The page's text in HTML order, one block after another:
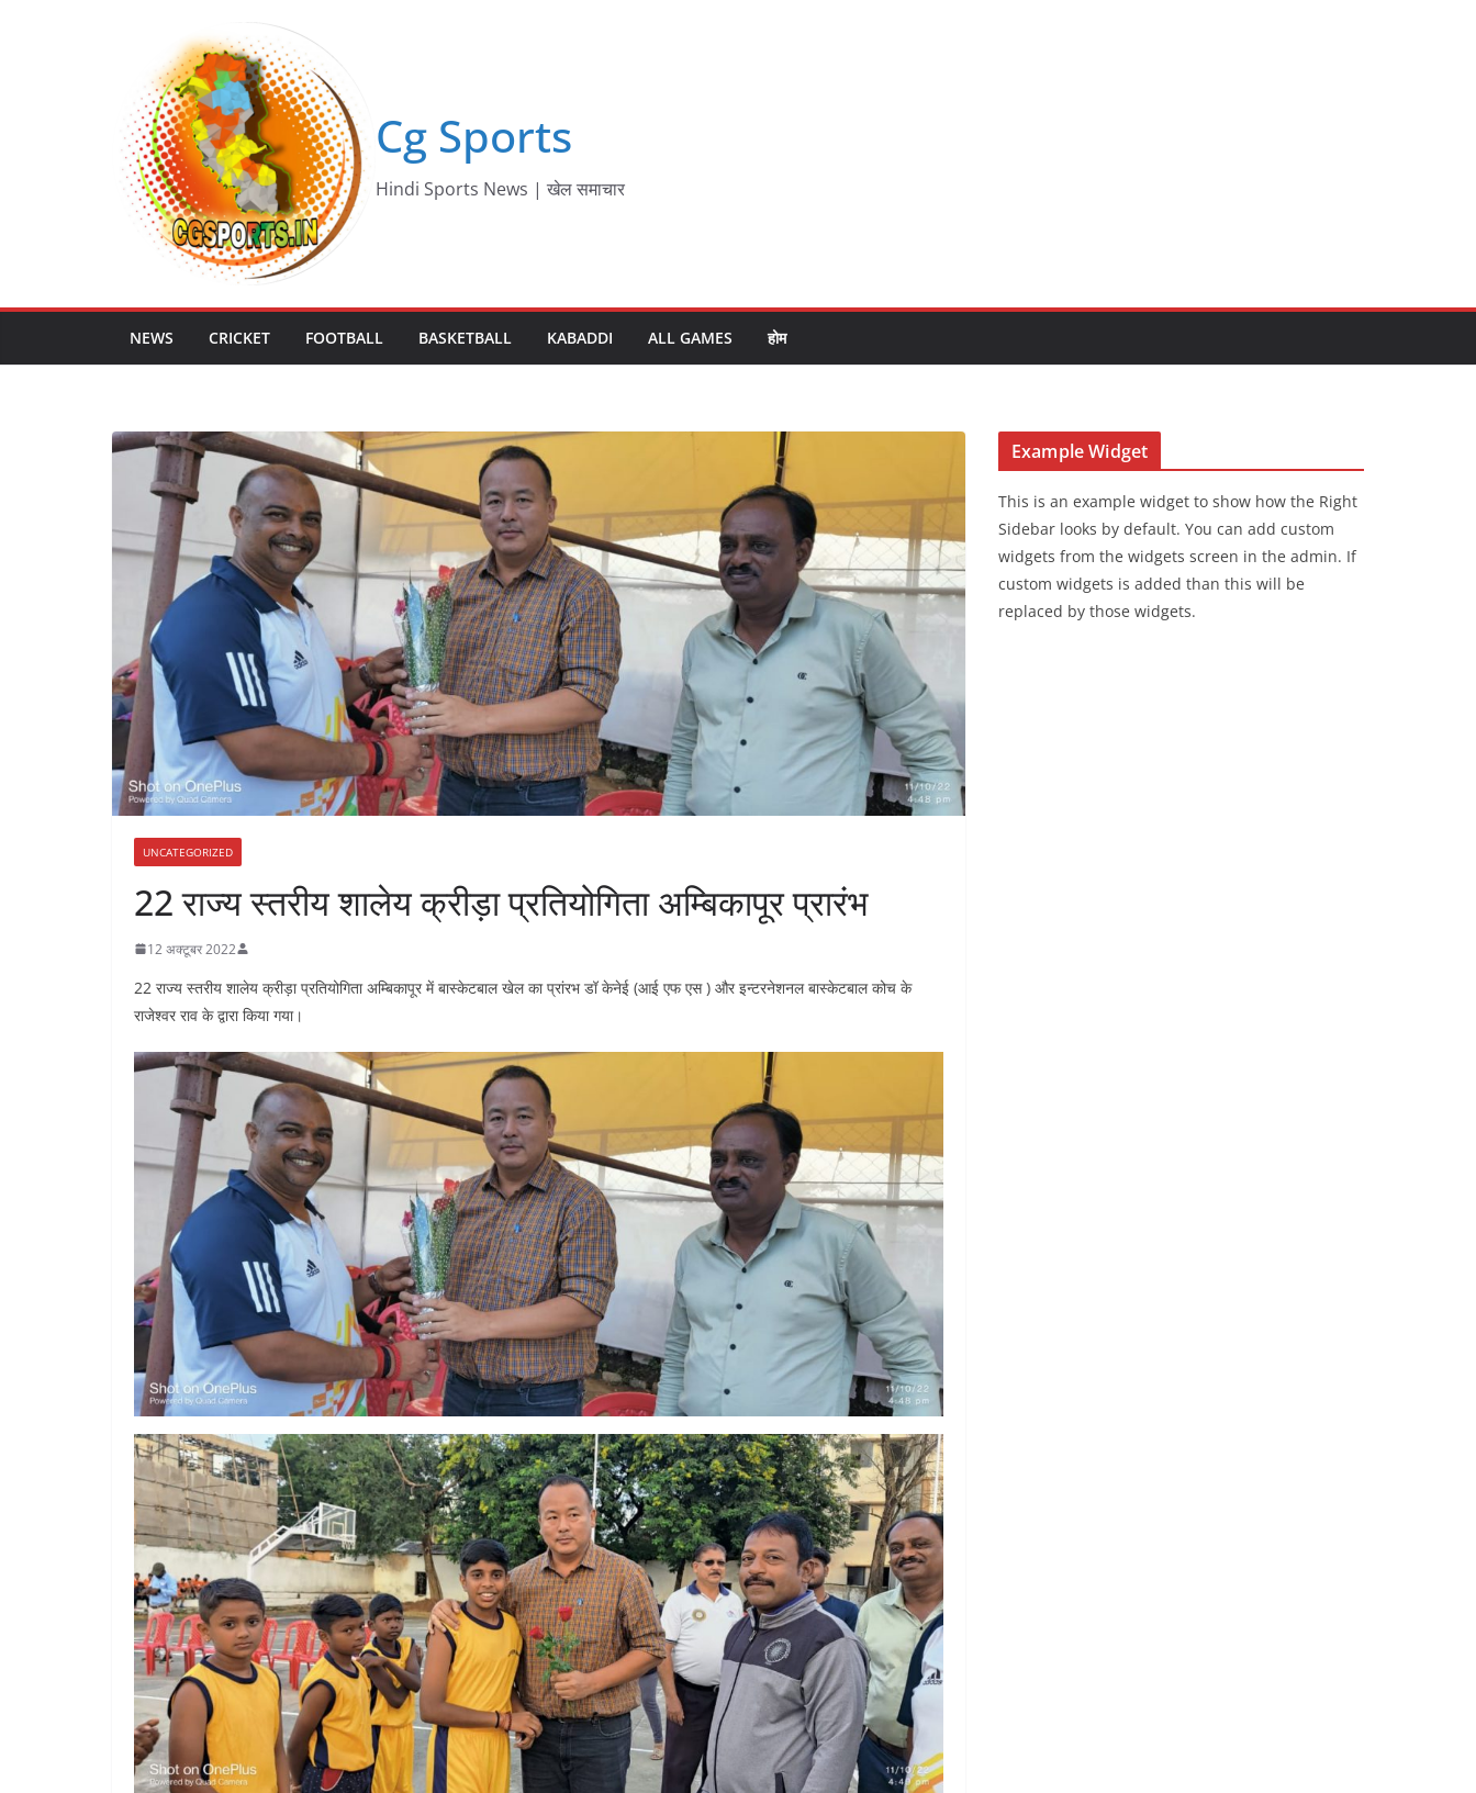
Cg Sports
Hindi Sports News | खेल समाचार
NEWS CRICKET FOOTBALL BASKETBALL KABADDI ALL GAMES होम
UNCATEGORIZED
22 राज्य स्तरीय शालेय क्रीड़ा प्रतियोगिता अम्बिकापूर प्रारंभ
12 अक्टूबर 2022
22 राज्य स्तरीय शालेय क्रीड़ा प्रतियोगिता अम्बिकापूर में बास्केटबाल खेल का प्रांरभ डॉ केनेई (आई एफ एस ) और इन्टरनेशनल बास्केटबाल कोच के
राजेश्वर राव के द्वारा किया गया।
Example Widget
This is an example widget to show how the Right
Sidebar looks by default. You can add custom
widgets from the widgets screen in the admin. If
custom widgets is added than this will be
replaced by those widgets.